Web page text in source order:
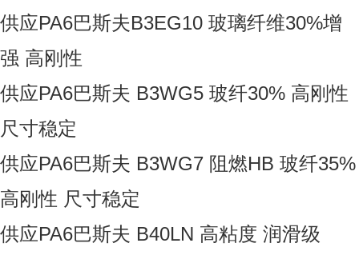
供应PA6巴斯夫B3EG10 玻璃纤维30%增
强 高刚性
供应PA6巴斯夫 B3WG5 玻纤30% 高刚性
尺寸稳定
供应PA6巴斯夫 B3WG7 阻燃HB 玻纤35%
高刚性 尺寸稳定
供应PA6巴斯夫 B40LN 高粘度 润滑级